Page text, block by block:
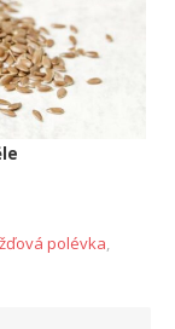
polévka,